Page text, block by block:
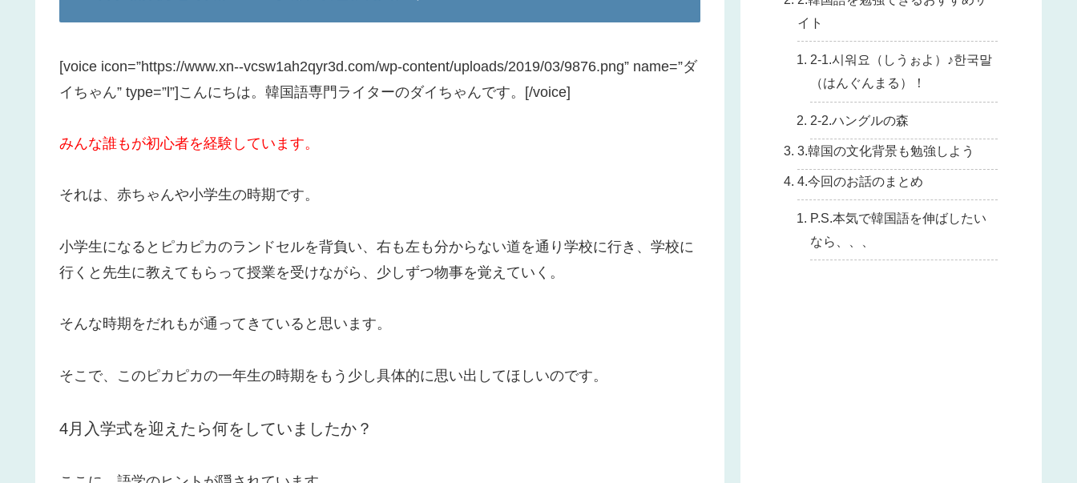
[voice icon=”https://www.xn--vcsw1ah2qyr3d.com/wp-content/uploads/2019/03/9876.png” name=”ダ
イちゃん” type=”l”]こんにちは。韓国語専門ライターのダイちゃんです。[/voice]
みんな誰もが初心者を経験しています。
それは、赤ちゃんや小学生の時期です。
小学生になるとピカピカのランドセルを背負い、右も左も分からない道を通り学校に行き、学校に
行くと先生に教えてもらって授業を受けながら、少しずつ物事を覚えていく。
そんな時期をだれもが通ってきていると思います。
そこで、このピカピカの一年生の時期をもう少し具体的に思い出してほしいのです。
4月入学式を迎えたら何をしていましたか？
イト
2-1.시워요（しうぉよ）♪한국말
（はんぐんまる）！
2-2.ハングルの森
3.韓国の文化背景も勉強しよう
4.今回のお話のまとめ
P.S.本気で韓国語を伸ばしたい
なら、、、